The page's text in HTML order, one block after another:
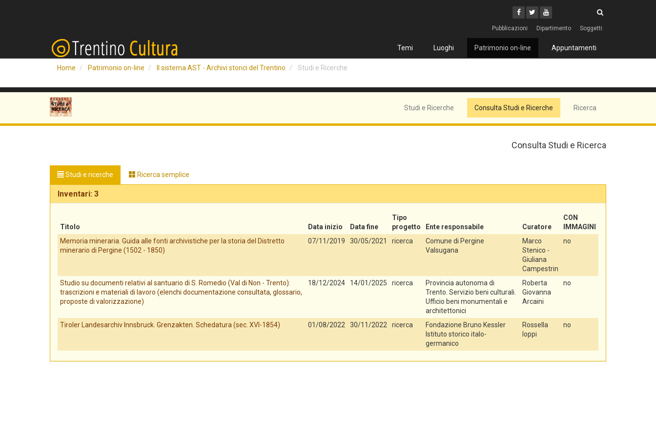
Facebook
Twitter
Youtube
Pubblicazioni Dipartimento Soggetti
Temi Luoghi Patrimonio on-line Appuntamenti
Home Patrimonio on-line Il sistema AST - Archivi storici del Trentino Studi e Ricerche
Studi e Ricerche Consulta Studi e Ricerche Ricerca
Consulta Studi e Ricerca
Studi e ricerche Ricerca semplice
Inventari: 3
Titolo Data inizio Data fine
Tipo
progetto
Ente responsabile Curatore
CON
IMMAGINI
Memoria mineraria. Guida alle fonti archivistiche per la storia del Distretto
minerario di Pergine (1502 - 1850)
07/11/2019 30/05/2021 ricerca
Comune di Pergine
Valsugana
Marco
Stenico -
Giuliana
Campestrin
no
Studio su documenti relativi al santuario di S. Romedio (Val di Non - Trento):
trascrizioni e materiali di lavoro (elenchi documentazione consultata, glossario,
proposte di valorizzazione)
18/12/2024 14/01/2025 ricerca
Provincia autonoma di
Trento. Servizio beni culturali.
Ufficio beni monumentali e
architettonici
Roberta
Giovanna
Arcaini
no
Tiroler Landesarchiv Innsbruck. Grenzakten. Schedatura (sec. XVI-1854) 01/08/2022 30/11/2022 ricerca
Fondazione Bruno Kessler
Istituto storico italo-
germanico
Rossella
Ioppi
no